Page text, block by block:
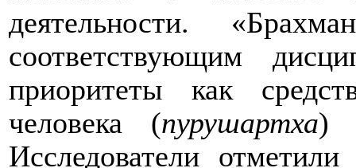
деятельности.
соответствующим
приоритеты как
человека (пурушартха)
Исследователи